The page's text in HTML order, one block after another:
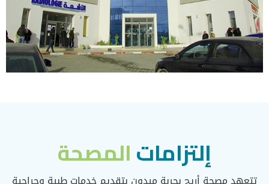
إلتزاماتالمصحة